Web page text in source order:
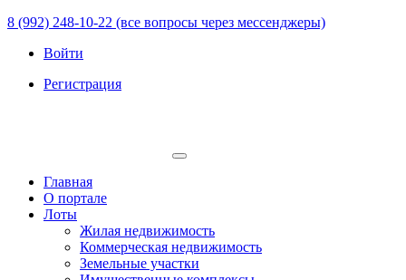
8 (992) 248-10-22 (все вопросы через мессенджеры)
Войти
Регистрация
Главная
О портале
Лоты
Жилая недвижимость
Коммерческая недвижимость
Земельные участки